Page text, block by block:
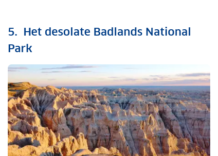
5. Het desolate Badlands National
Park